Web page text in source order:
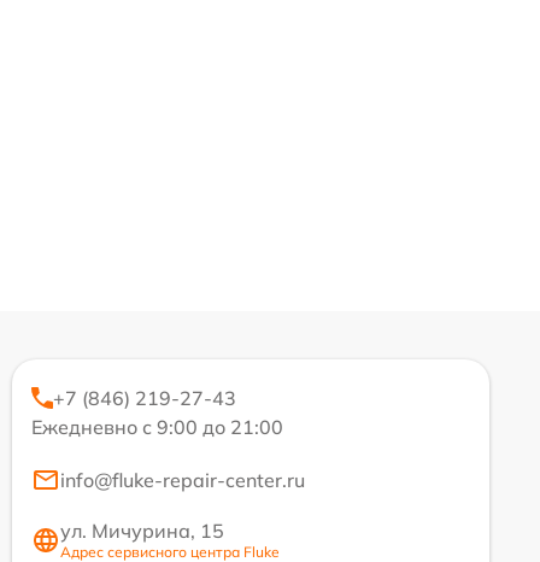
+7 (846) 219-27-43
Ежедневно с 9:00 до 21:00
info@fluke-repair-center.ru
ул. Мичурина, 15
Адрес сервисного центра Fluke